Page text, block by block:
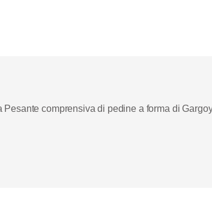
comprensiva di pedine a forma di